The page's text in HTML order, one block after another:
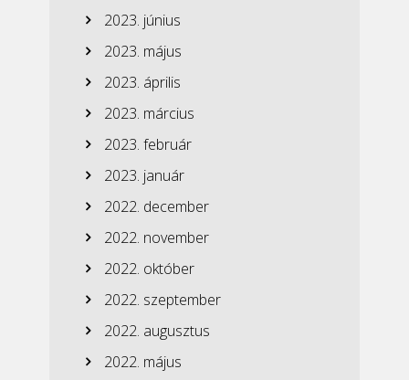
2023. június
2023. május
2023. április
2023. március
2023. február
2023. január
2022. december
2022. november
2022. október
2022. szeptember
2022. augusztus
2022. május